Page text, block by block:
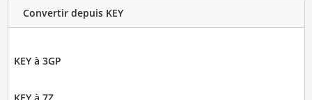
Convertir depuis KEY
KEY à 3GP